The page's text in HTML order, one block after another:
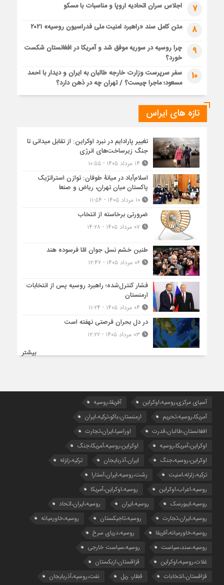
7 اجلاس سران اتحادیه اروپا و مناسبات با مسکو
8 متن کامل سند «راهبرد امنیت ملی فدراسیون روسیه» ۲۰۲۱
9
چرا روسیه در سوریه موفق شد و آمریکا در افغانستان شکست
خورد؟
10
سفر سرپرست وزارت خارجه طالبان به ایران و دیدار با احمد
مسعود؛ ماجرا چیست؟ / تهران چه در ذهن دارد؟
تازه های ایراس
تغییر پارادایم در نبرد اوکراین: از تقابل میدانی تا
جنگ زیرساخت‌های انرژی
اسلام‌آباد در میانۀ طوفان: توازن استراتژیک
پاکستان میان تهران، ریاض و صنعا
۱۰ مرداد ۱۴۰۵ - ۱۱:۵۴
ضرورتی برخاسته از انتخاب
طنین خشم نسل جوان امّا فرسوده هند
۰۶ مرداد ۱۴۰۵ - ۱۲:۴۲
فشار کنترل‌شده؛ راهبرد روسیه پس از انتخابات
ارمنستان
در دل بحران فرصتی نهفته است
بیشتر
آسیای مرکزی،روسیه،اوکراین
آفریقا،روسیه
آمریکا،روسیه،تحریم
ارمنستان،باکو،ترکیه،ایران
افغانستان،طالبان،قدرت
اوراسیا،ایران،تجارت
اوکراین،آمریکا،روسیه
اوکراین،روسیه،آمریکا،جنگ
اوکراین،روسیه،جنگ
ایران،آذربایجان
ترکیه،زلزله
ترکیه،زلزله،امنیت
رشت،روسیه،ایران،آستارا
روسیه،اعراب،اوکراین
روسیه،اوکراین،آمریکا
روسیه،ایبورسک
روسیه،ایران
روسیه،ایران،اتحاد
روسیه،ایران،تجارت
روسیه،تاجیکستان
روسیه،خاورمیانه
روسیه،خاورمیانه،آفریقا
روسیه،دریای سرخ
روسیه،سند،سیاست
روسیه،سیاست خارجی
غلات،روسیه،اوکراین
قزاقستان،ازبکستان
قزاقستان،انتخابات
قطار، ریل نفت،روسیه،آذربایجان